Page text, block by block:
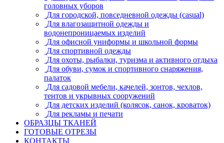
головных уборов
Для городской, повседневной одежды (casual)
Для влагозащитной одежды и
водонепроницаемых изделий
Для офисной униформы и школьной формы
Для спортивной одежды
Для охоты, рыбалки, туризма и активного отдыха
Для обуви, сумок и спортивного снаряжения,
палаток
Для садовой мебели, качелей, зонтов, чехлов,
тентов и укрывных сооружений
Для детских изделий (колясок, санок, кроваток)
Для рекламы и печати
ОБРАЗЦЫ ТКАНЕЙ
ГОТОВЫЕ ОТРЕЗЫ
КОНТАКТЫ